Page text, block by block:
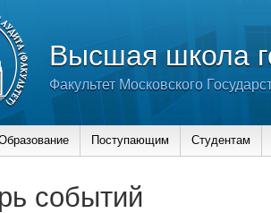
Высшая школа
Факультет Московского
Поступающим Студентам
событий